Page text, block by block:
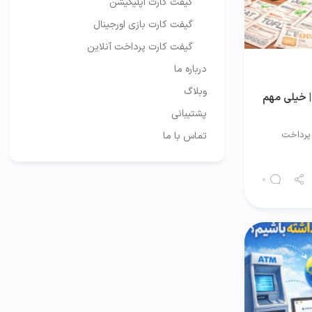
| خیلی مهم
0
گیفت کارت بازی اورجینال
گیفت کارت پرداخت آنلاین
درباره ما
وبلاگ
پشتیبانی
تماس با ما